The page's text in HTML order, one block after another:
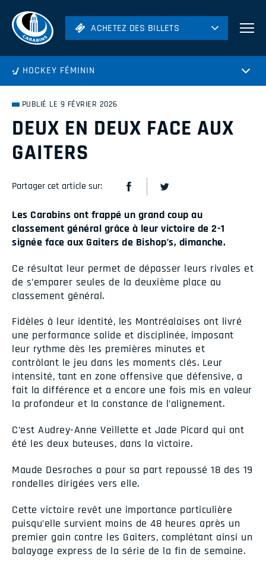
ACHETEZ DES BILLETS
Hockey
ACHETEZ DES BILLETS
HOCKEY FÉMININ
PUBLIÉ LE 9 FÉVRIER 2026
DEUX EN DEUX FACE AUX
GAITERS
Partager cet article sur:
Les Carabins ont frappé un grand coup au
classement général grâce à leur victoire de 2-1
signée face aux Gaiters de Bishop’s, dimanche.
Ce résultat leur permet de dépasser leurs rivales et
de s’emparer seules de la deuxième place au
classement général.
Fidèles à leur identité, les Montréalaises ont livré
une performance solide et disciplinée, imposant
leur rythme dès les premières minutes et
contrôlant le jeu dans les moments clés. Leur
intensité, tant en zone offensive que défensive, a
fait la différence et a encore une fois mis en valeur
la profondeur et la constance de l’alignement.
C’est Audrey-Anne Veillette et Jade Picard qui ont
été les deux buteuses, dans la victoire.
Maude Desroches a pour sa part repoussé 18 des 19
rondelles dirigées vers elle.
Cette victoire revêt une importance particulière
puisqu’elle survient moins de 48 heures après un
premier gain contre les Gaiters, complétant ainsi un
balayage express de la série de la fin de semaine.